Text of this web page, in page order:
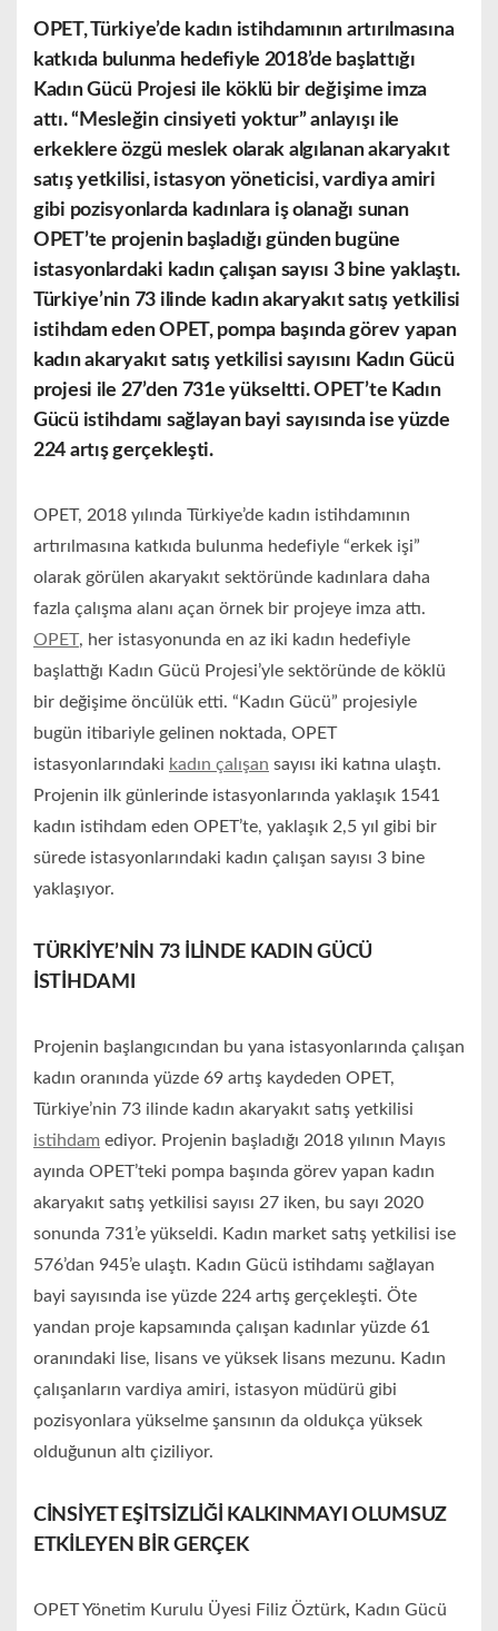
OPET, Türkiye’de kadın istihdamının artırılmasına
katkıda bulunma hedefiyle 2018’de başlattığı
Kadın Gücü Projesi ile köklü bir değişime imza
attı. “Mesleğin cinsiyeti yoktur” anlayışı ile
erkeklere özgü meslek olarak algılanan akaryakıt
satış yetkilisi, istasyon yöneticisi, vardiya amiri
gibi pozisyonlarda kadınlara iş olanağı sunan
OPET’te projenin başladığı günden bugüne
istasyonlardaki kadın çalışan sayısı 3 bine yaklaştı.
Türkiye’nin 73 ilinde kadın akaryakıt satış yetkilisi
istihdam eden OPET, pompa başında görev yapan
kadın akaryakıt satış yetkilisi sayısını Kadın Gücü
projesi ile 27’den 731e yükseltti. OPET’te Kadın
Gücü istihdamı sağlayan bayi sayısında ise yüzde
224 artış gerçekleşti.
OPET, 2018 yılında Türkiye’de kadın istihdamının
artırılmasına katkıda bulunma hedefiyle “erkek işi”
olarak görülen akaryakıt sektöründe kadınlara daha
fazla çalışma alanı açan örnek bir projeye imza attı.
OPET, her istasyonunda en az iki kadın hedefiyle
başlattığı Kadın Gücü Projesi’yle sektöründe de köklü
bir değişime öncülük etti. “Kadın Gücü” projesiyle
bugün itibariyle gelinen noktada, OPET
istasyonlarındaki kadın çalışan sayısı iki katına ulaştı.
Projenin ilk günlerinde istasyonlarında yaklaşık 1541
kadın istihdam eden OPET’te, yaklaşık 2,5 yıl gibi bir
sürede istasyonlarındaki kadın çalışan sayısı 3 bine
yaklaşıyor.
TÜRKİYE’NİN 73 İLİNDE KADIN GÜCÜ
İSTİHDAMI
Projenin başlangıcından bu yana istasyonlarında çalışan
kadın oranında yüzde 69 artış kaydeden OPET,
Türkiye’nin 73 ilinde kadın akaryakıt satış yetkilisi
istihdam ediyor. Projenin başladığı 2018 yılının Mayıs
ayında OPET’teki pompa başında görev yapan kadın
akaryakıt satış yetkilisi sayısı 27 iken, bu sayı 2020
sonunda 731’e yükseldi. Kadın market satış yetkilisi ise
576’dan 945’e ulaştı. Kadın Gücü istihdamı sağlayan
bayi sayısında ise yüzde 224 artış gerçekleşti. Öte
yandan proje kapsamında çalışan kadınlar yüzde 61
oranındaki lise, lisans ve yüksek lisans mezunu. Kadın
çalışanların vardiya amiri, istasyon müdürü gibi
pozisyonlara yükselme şansının da oldukça yüksek
olduğunun altı çiziliyor.
CİNSİYET EŞİTSİZLİĞİ KALKINMAYI OLUMSUZ
ETKİLEYEN BİR GERÇEK
OPET Yönetim Kurulu Üyesi Filiz Öztürk, Kadın Gücü